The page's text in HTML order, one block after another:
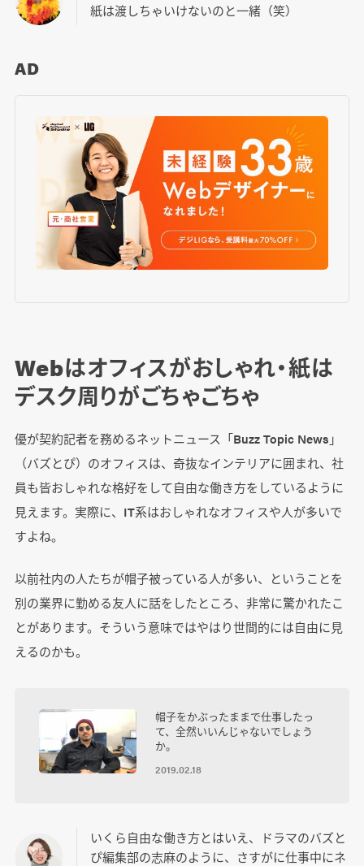
紙は渡しちゃいけないのと一緒（笑）
AD
Webはオフィスがおしゃれ・紙は
デスク周りがごちゃごちゃ
優が契約記者を務めるネットニュース「Buzz Topic News」
（バズとぴ）のオフィスは、奇抜なインテリアに囲まれ、社
員も皆おしゃれな格好をして自由な働き方をしているように
見えます。実際に、IT系はおしゃれなオフィスや人が多いで
すよね。
以前社内の人たちが帽子被っている人が多い、ということを
別の業界に勤める友人に話をしたところ、非常に驚かれたこ
とがあります。そういう意味ではやはり世間的には自由に見
えるのかも。
帽子をかぶったままで仕事したっ
て、全然いいんじゃないでしょう
か。
2019.02.18
いくら自由な働き方とはいえ、ドラマのバズと
ぴ編集部の志麻のように、さすがに仕事中にネ